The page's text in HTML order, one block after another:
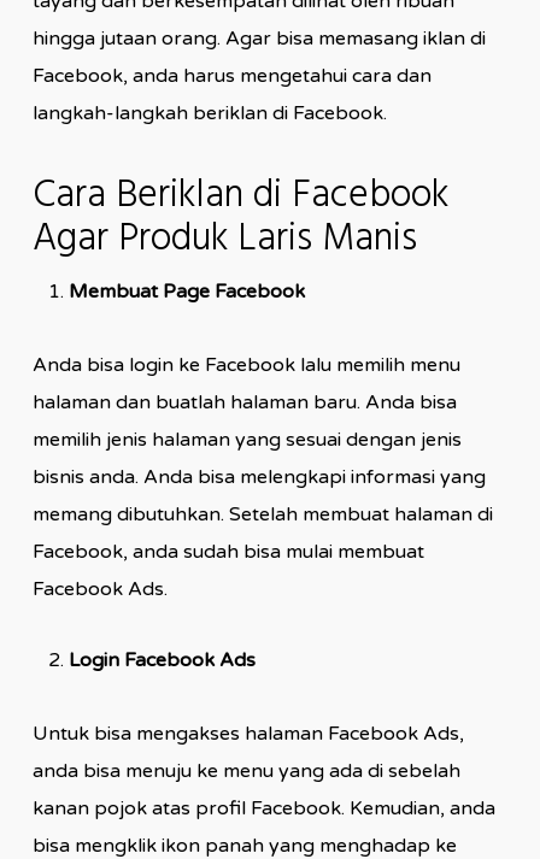
hingga jutaan orang. Agar bisa memasang iklan di
Facebook, anda harus mengetahui cara dan
langkah-langkah beriklan di Facebook.
Cara Beriklan di Facebook
Agar Produk Laris Manis
Membuat Page Facebook
Anda bisa login ke Facebook lalu memilih menu
halaman dan buatlah halaman baru. Anda bisa
memilih jenis halaman yang sesuai dengan jenis
bisnis anda. Anda bisa melengkapi informasi yang
memang dibutuhkan. Setelah membuat halaman di
Facebook, anda sudah bisa mulai membuat
Facebook Ads.
Login Facebook Ads
Untuk bisa mengakses halaman Facebook Ads,
anda bisa menuju ke menu yang ada di sebelah
kanan pojok atas profil Facebook. Kemudian, anda
bisa mengklik ikon panah yang menghadap ke